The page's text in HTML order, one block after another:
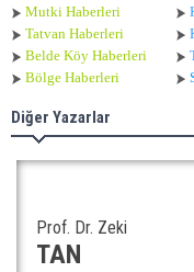
Mutki Haberleri
Tatvan Haberleri
Belde Köy Haberleri
Bölge Haberleri
Diğer Yazarlar
Prof. Dr. Zeki
TAN